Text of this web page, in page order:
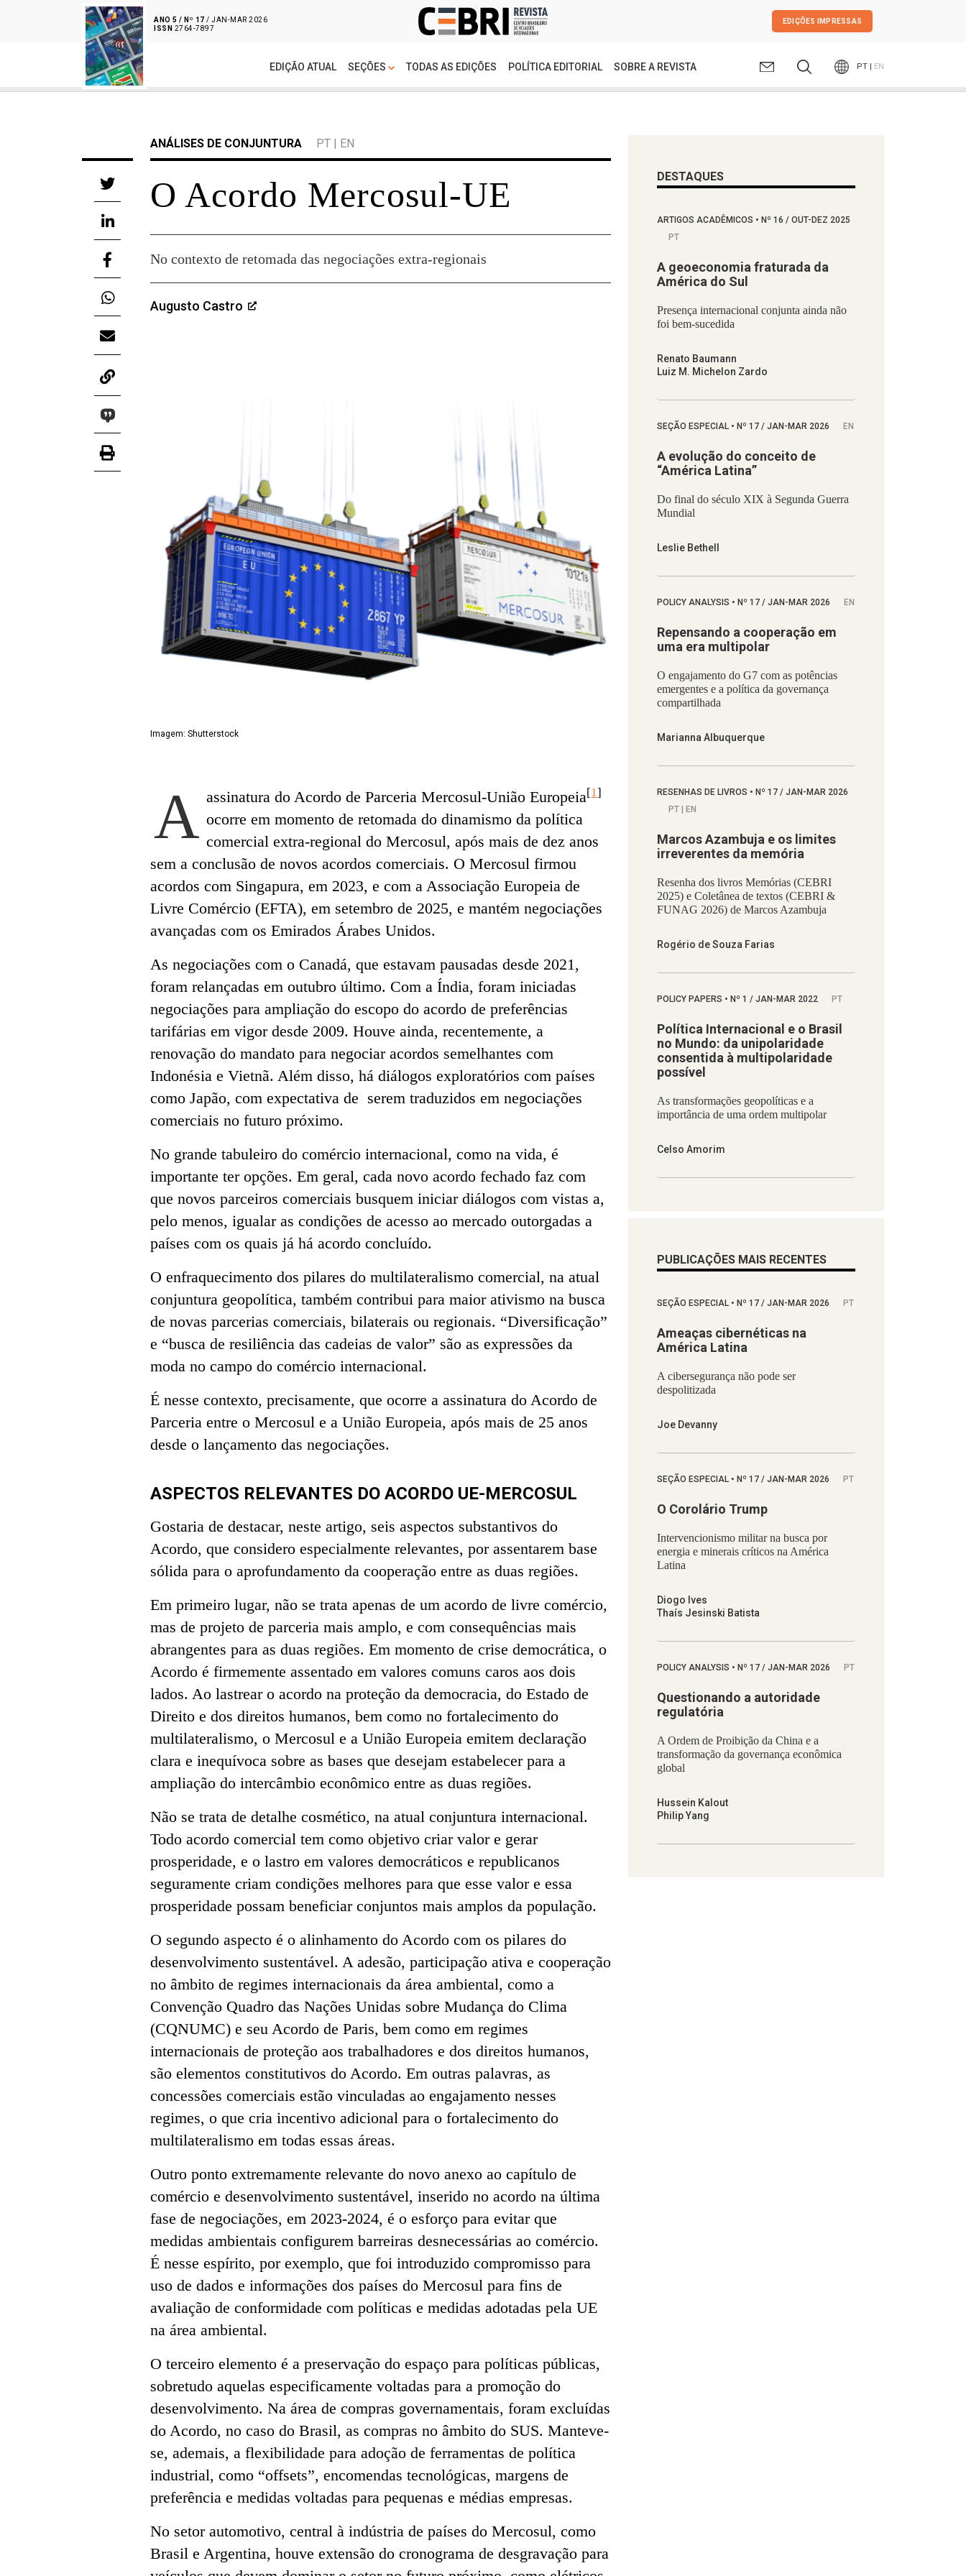
ANO 5 / Nº 17 / JAN-MAR 2026
ISSN 2764-7897
EDIÇÕES IMPRESSAS
EDIÇÃO ATUAL SEÇÕES TODAS AS EDIÇÕES POLÍTICA EDITORIAL SOBRE A REVISTA PT | EN
ANÁLISES DE CONJUNTURA PT | EN
O Acordo Mercosul-UE
No contexto de retomada das negociações extra-regionais
Augusto Castro
Imagem: Shutterstock
A assinatura do Acordo de Parceria Mercosul-União Europeia[1]
ocorre em momento de retomada do dinamismo da política
comercial extra-regional do Mercosul, após mais de dez anos
sem a conclusão de novos acordos comerciais. O Mercosul firmou
acordos com Singapura, em 2023, e com a Associação Europeia de
Livre Comércio (EFTA), em setembro de 2025, e mantém negociações
avançadas com os Emirados Árabes Unidos.
As negociações com o Canadá, que estavam pausadas desde 2021,
foram relançadas em outubro último. Com a Índia, foram iniciadas
negociações para ampliação do escopo do acordo de preferências
tarifárias em vigor desde 2009. Houve ainda, recentemente, a
renovação do mandato para negociar acordos semelhantes com
Indonésia e Vietnã. Além disso, há diálogos exploratórios com países
como Japão, com expectativa de serem traduzidos em negociações
comerciais no futuro próximo.
No grande tabuleiro do comércio internacional, como na vida, é
importante ter opções. Em geral, cada novo acordo fechado faz com
que novos parceiros comerciais busquem iniciar diálogos com vistas a,
pelo menos, igualar as condições de acesso ao mercado outorgadas a
países com os quais já há acordo concluído.
O enfraquecimento dos pilares do multilateralismo comercial, na atual
conjuntura geopolítica, também contribui para maior ativismo na busca
de novas parcerias comerciais, bilaterais ou regionais. “Diversificação”
e “busca de resiliência das cadeias de valor” são as expressões da
moda no campo do comércio internacional.
É nesse contexto, precisamente, que ocorre a assinatura do Acordo de
Parceria entre o Mercosul e a União Europeia, após mais de 25 anos
desde o lançamento das negociações.
ASPECTOS RELEVANTES DO ACORDO UE-MERCOSUL
Gostaria de destacar, neste artigo, seis aspectos substantivos do
Acordo, que considero especialmente relevantes, por assentarem base
sólida para o aprofundamento da cooperação entre as duas regiões.
Em primeiro lugar, não se trata apenas de um acordo de livre comércio,
mas de projeto de parceria mais amplo, e com consequências mais
abrangentes para as duas regiões. Em momento de crise democrática, o
Acordo é firmemente assentado em valores comuns caros aos dois
lados. Ao lastrear o acordo na proteção da democracia, do Estado de
Direito e dos direitos humanos, bem como no fortalecimento do
multilateralismo, o Mercosul e a União Europeia emitem declaração
clara e inequívoca sobre as bases que desejam estabelecer para a
ampliação do intercâmbio econômico entre as duas regiões.
Não se trata de detalhe cosmético, na atual conjuntura internacional.
Todo acordo comercial tem como objetivo criar valor e gerar
prosperidade, e o lastro em valores democráticos e republicanos
seguramente criam condições melhores para que esse valor e essa
prosperidade possam beneficiar conjuntos mais amplos da população.
O segundo aspecto é o alinhamento do Acordo com os pilares do
desenvolvimento sustentável. A adesão, participação ativa e cooperação
no âmbito de regimes internacionais da área ambiental, como a
Convenção Quadro das Nações Unidas sobre Mudança do Clima
(CQNUMC) e seu Acordo de Paris, bem como em regimes
internacionais de proteção aos trabalhadores e dos direitos humanos,
são elementos constitutivos do Acordo. Em outras palavras, as
concessões comerciais estão vinculadas ao engajamento nesses
regimes, o que cria incentivo adicional para o fortalecimento do
multilateralismo em todas essas áreas.
Outro ponto extremamente relevante do novo anexo ao capítulo de
comércio e desenvolvimento sustentável, inserido no acordo na última
fase de negociações, em 2023-2024, é o esforço para evitar que
medidas ambientais configurem barreiras desnecessárias ao comércio.
É nesse espírito, por exemplo, que foi introduzido compromisso para
uso de dados e informações dos países do Mercosul para fins de
avaliação de conformidade com políticas e medidas adotadas pela UE
na área ambiental.
O terceiro elemento é a preservação do espaço para políticas públicas,
sobretudo aquelas especificamente voltadas para a promoção do
desenvolvimento. Na área de compras governamentais, foram excluídas
do Acordo, no caso do Brasil, as compras no âmbito do SUS. Manteve-
se, ademais, a flexibilidade para adoção de ferramentas de política
industrial, como “offsets”, encomendas tecnológicas, margens de
preferência e medidas voltadas para pequenas e médias empresas.
No setor automotivo, central à indústria de países do Mercosul, como
Brasil e Argentina, houve extensão do cronograma de desgravação para
DESTAQUES
ARTIGOS ACADÊMICOS • Nº 16 / OUT-DEZ 2025
PT
A geoeconomia fraturada da
América do Sul
Presença internacional conjunta ainda não
foi bem-sucedida
Renato Baumann
Luiz M. Michelon Zardo
SEÇÃO ESPECIAL • Nº 17 / JAN-MAR 2026 EN
A evolução do conceito de
“América Latina”
Do final do século XIX à Segunda Guerra
Mundial
Leslie Bethell
POLICY ANALYSIS • Nº 17 / JAN-MAR 2026 EN
Repensando a cooperação em
uma era multipolar
O engajamento do G7 com as potências
emergentes e a política da governança
compartilhada
Marianna Albuquerque
RESENHAS DE LIVROS • Nº 17 / JAN-MAR 2026
PT | EN
Marcos Azambuja e os limites
irreverentes da memória
Resenha dos livros Memórias (CEBRI
2025) e Coletânea de textos (CEBRI &
FUNAG 2026) de Marcos Azambuja
Rogério de Souza Farias
POLICY PAPERS • Nº 1 / JAN-MAR 2022 PT
Política Internacional e o Brasil
no Mundo: da unipolaridade
consentida à multipolaridade
possível
As transformações geopolíticas e a
importância de uma ordem multipolar
Celso Amorim
PUBLICAÇÕES MAIS RECENTES
SEÇÃO ESPECIAL • Nº 17 / JAN-MAR 2026 PT
Ameaças cibernéticas na
América Latina
A cibersegurança não pode ser
despolitizada
Joe Devanny
SEÇÃO ESPECIAL • Nº 17 / JAN-MAR 2026 PT
O Corolário Trump
Intervencionismo militar na busca por
energia e minerais críticos na América
Latina
Diogo Ives
Thaís Jesinski Batista
POLICY ANALYSIS • Nº 17 / JAN-MAR 2026 PT
Questionando a autoridade
regulatória
A Ordem de Proibição da China e a
transformação da governança econômica
global
Hussein Kalout
Philip Yang